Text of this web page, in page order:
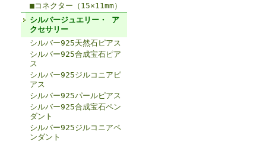
■コネクター（15×11mm）
シルバージュエリー・ ア
クセサリー
シルバー925天然石ピアス
シルバー925合成宝石ピア
ス
シルバー925ジルコニアピ
アス
シルバー925パールピアス
シルバー925合成宝石ペン
ダント
シルバー925ジルコニアペ
ンダント